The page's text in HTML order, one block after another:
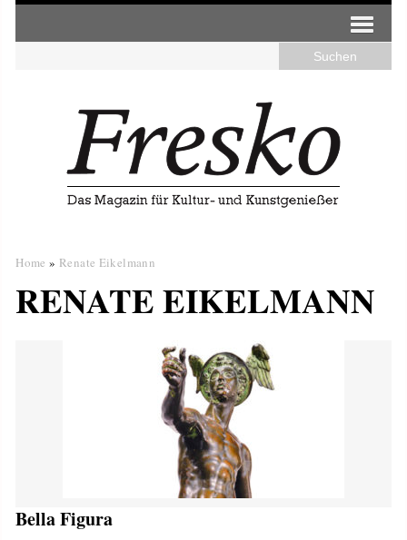
Home » Renate Eikelmann
RENATE EIKELMANN
Bella Figura